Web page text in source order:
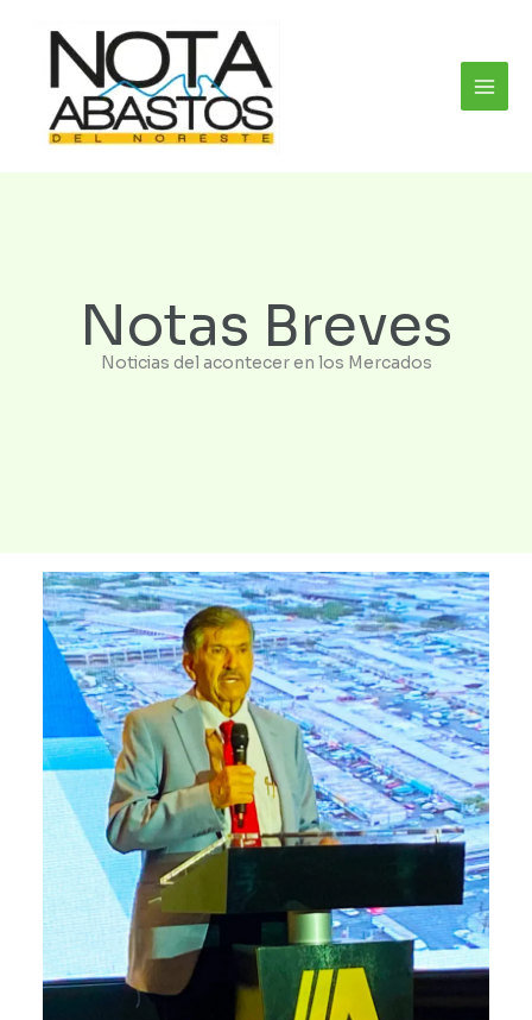
contenido
Notas Breves
Noticias del acontecer en los Mercados